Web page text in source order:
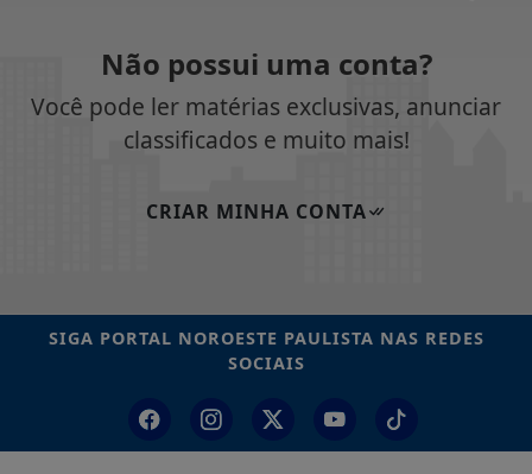
Não possui uma conta?
Você pode ler matérias exclusivas, anunciar
classificados e muito mais!
CRIAR MINHA CONTA
SIGA PORTAL NOROESTE PAULISTA NAS REDES
SOCIAIS